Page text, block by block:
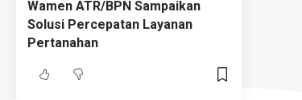
Wamen ATR/BPN Sampaikan
Solusi Percepatan Layanan
Pertanahan